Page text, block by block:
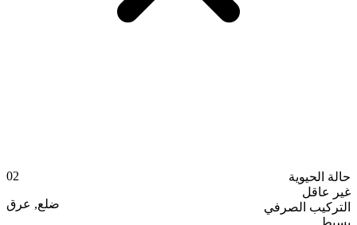
حالة الحيوية
غير عاقل
التركيب الصرفي
بسيط
02
ضلع, عرق